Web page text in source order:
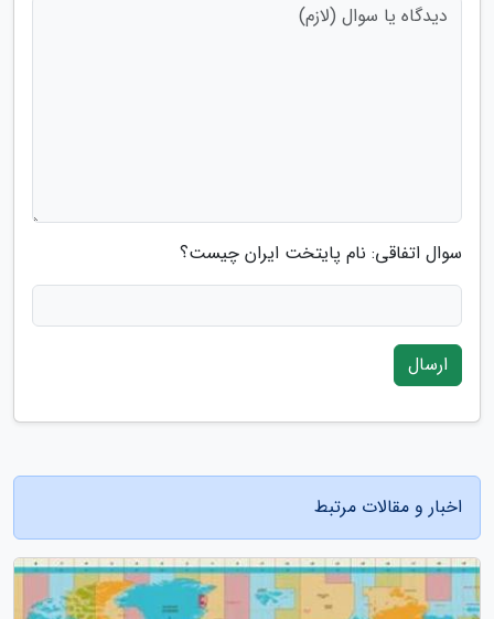
سوال اتفاقی: نام پایتخت ایران چیست؟
ارسال
اخبار و مقالات مرتبط